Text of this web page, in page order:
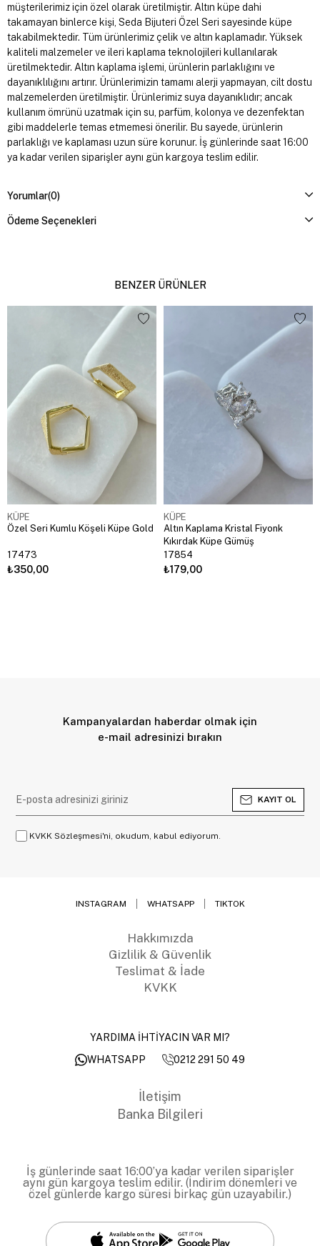
müşterilerimiz için özel olarak üretilmiştir. Altın küpe dahi
takamayan binlerce kişi, Seda Bijuteri Özel Seri sayesinde küpe
takabilmektedir. Tüm ürünlerimiz çelik ve altın kaplamadır. Yüksek
kaliteli malzemeler ve ileri kaplama teknolojileri kullanılarak
üretilmektedir. Altın kaplama işlemi, ürünlerin parlaklığını ve
dayanıklılığını artırır. Ürünlerimizin tamamı alerji yapmayan, cilt dostu
malzemelerden üretilmiştir. Ürünlerimiz suya dayanıklıdır; ancak
kullanım ömrünü uzatmak için su, parfüm, kolonya ve dezenfektan
gibi maddelerle temas etmemesi önerilir. Bu sayede, ürünlerin
parlaklığı ve kaplaması uzun süre korunur. İş günlerinde saat 16:00
ya kadar verilen siparişler aynı gün kargoya teslim edilir.
Yorumlar(0)
Ödeme Seçenekleri
BENZER ÜRÜNLER
KÜPE
Özel Seri Kumlu Köşeli Küpe Gold
17473
₺350,00
KÜPE
Altın Kaplama Kristal Fiyonk
Kıkırdak Küpe Gümüş
17854
₺179,00
Kampanyalardan haberdar olmak için
e-mail adresinizi bırakın
KAYIT OL
KVKK Sözleşmesi'ni, okudum, kabul ediyorum.
INSTAGRAM WHATSAPP TIKTOK
Hakkımızda
Gizlilik & Güvenlik
Teslimat & İade
KVKK
YARDIMA İHTİYACIN VAR MI?
WHATSAPP
0212 291 50 49
İletişim
Banka Bilgileri
İş günlerinde saat 16:00’ya kadar verilen siparişler
aynı gün kargoya teslim edilir. (İndirim dönemleri ve
özel günlerde kargo süresi birkaç gün uzayabilir.)